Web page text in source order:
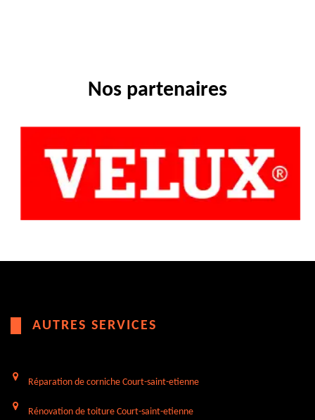
Nos partenaires
AUTRES SERVICES
Réparation de corniche Court-saint-etienne
Rénovation de toiture Court-saint-etienne